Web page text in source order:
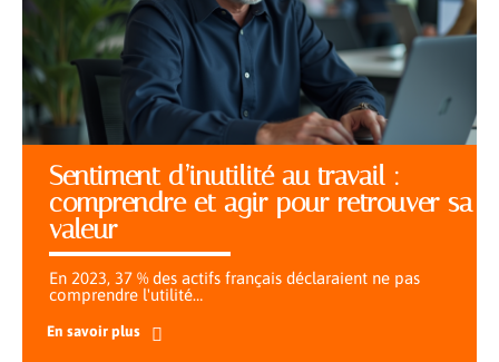
Sentiment d’inutilité au travail :
comprendre et agir pour retrouver sa
valeur
En 2023, 37 % des actifs français déclaraient ne pas
comprendre l'utilité…
En savoir plus